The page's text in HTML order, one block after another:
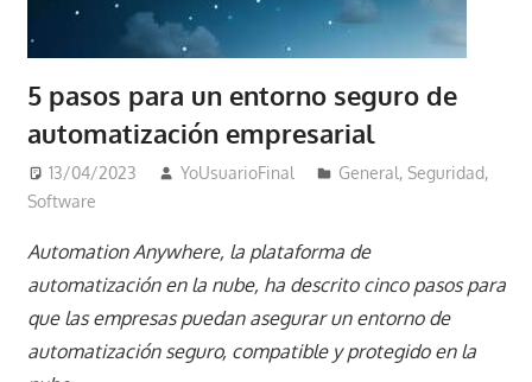
5 pasos para un entorno seguro de
automatización empresarial
13/04/2023 YoUsuarioFinal General,Seguridad,
Software
Automation Anywhere, la plataforma de
automatización en la nube, ha descrito cinco pasos para
que las empresas puedan asegurar un entorno de
automatización seguro, compatible y protegido en la